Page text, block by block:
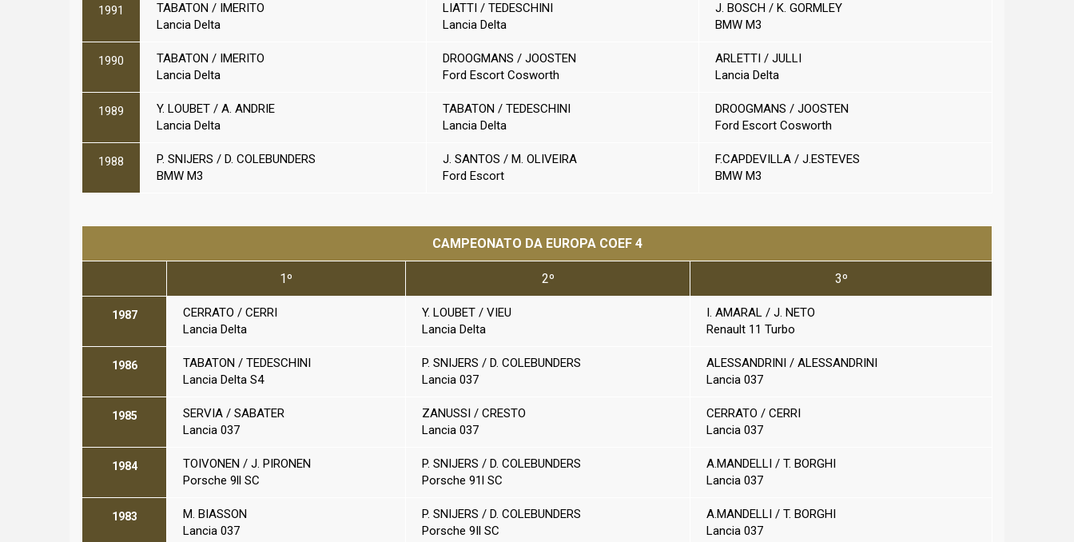
1991
TABATON / IMERITO
Lancia Delta
LIATTI / TEDESCHINI
Lancia Delta
J. BOSCH / K. GORMLEY
BMW M3
1990
TABATON / IMERITO
Lancia Delta
DROOGMANS / JOOSTEN
Ford Escort Cosworth
ARLETTI / JULLI
Lancia Delta
1989
Y. LOUBET / A. ANDRIE
Lancia Delta
TABATON / TEDESCHINI
Lancia Delta
DROOGMANS / JOOSTEN
Ford Escort Cosworth
1988
P. SNIJERS / D. COLEBUNDERS
BMW M3
J. SANTOS / M. OLIVEIRA
Ford Escort
F.CAPDEVILLA / J.ESTEVES
BMW M3
CAMPEONATO DA EUROPA COEF 4
1º 2º 3º
1987
CERRATO / CERRI
Lancia Delta
Y. LOUBET / VIEU
Lancia Delta
I. AMARAL / J. NETO
Renault 11 Turbo
1986
TABATON / TEDESCHINI
Lancia Delta S4
P. SNIJERS / D. COLEBUNDERS
Lancia 037
ALESSANDRINI / ALESSANDRINI
Lancia 037
1985
SERVIA / SABATER
Lancia 037
ZANUSSI / CRESTO
Lancia 037
CERRATO / CERRI
Lancia 037
1984
TOIVONEN / J. PIRONEN
Porsche 9ll SC
P. SNIJERS / D. COLEBUNDERS
Porsche 91l SC
A.MANDELLI / T. BORGHI
Lancia 037
1983
M. BIASSON
Lancia 037
P. SNIJERS / D. COLEBUNDERS
Porsche 9Il SC
A.MANDELLI / T. BORGHI
Lancia 037